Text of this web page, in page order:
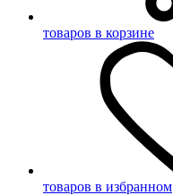
товаров в корзине
товаров в избранном